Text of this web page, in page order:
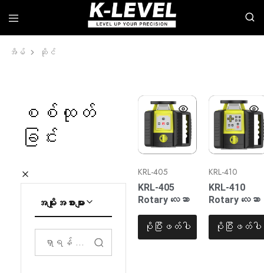
မှု
မြင့်မားသော
များ၊
လိုင်း
လေ
ဆာ
အဆင့်
ဆက်စပ်
ပစ္စည်း
များ
စသည်
တို့
အိမ် ဆိုင်
စစ်ထုတ်
ခြင်း
အမျိုးအစားများ
KRL-405
KRL-405
Rotary လေဆာ
ပိုပြီးဖတ်ပါ
KRL-410
KRL-410
Rotary လေဆာ
ပိုပြီးဖတ်ပါ